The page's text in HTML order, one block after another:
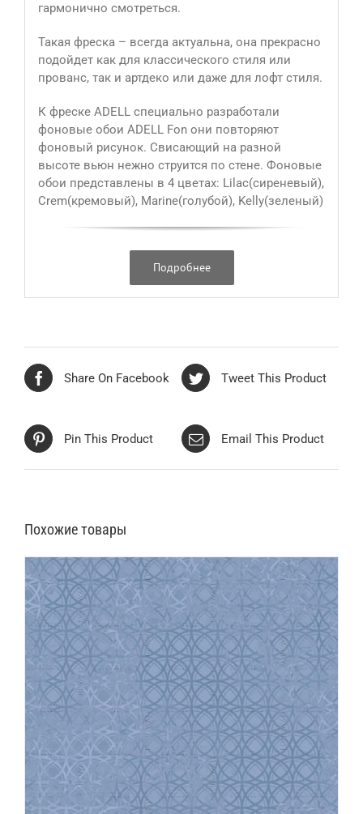
гармонично смотреться.
Такая фреска – всегда актуальна, она прекрасно
подойдет как для классического стиля или
прованс, так и артдеко или даже для лофт стиля.
К фреске ADELL специально разработали
фоновые обои ADELL Fon они повторяют
фоновый рисунок. Свисающий на разной
высоте вьюн нежно струится по стене. Фоновые
обои представлены в 4 цветах: Lilac(сиреневый),
Crem(кремовый), Marine(голубой), Kelly(зеленый)
Подробнее
Share On Facebook Tweet This Product
Pin This Product Email This Product
Похожие товары